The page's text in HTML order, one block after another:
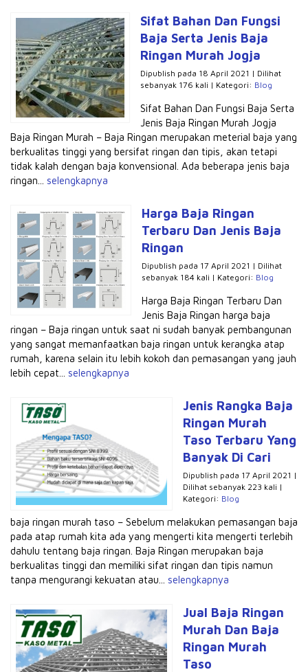
Sifat Bahan Dan Fungsi
Baja Serta Jenis Baja
Ringan Murah Jogja
Dipublish pada 18 April 2021 | Dilihat
sebanyak 176 kali | Kategori: Blog
Sifat Bahan Dan Fungsi Baja Serta
Jenis Baja Ringan Murah Jogja
Baja Ringan Murah – Baja Ringan merupakan meterial baja yang
berkualitas tinggi yang bersifat ringan dan tipis, akan tetapi
tidak kalah dengan baja konvensional. Ada beberapa jenis baja
ringan... selengkapnya
Harga Baja Ringan
Terbaru Dan Jenis Baja
Ringan
Dipublish pada 17 April 2021 | Dilihat
sebanyak 184 kali | Kategori: Blog
Harga Baja Ringan Terbaru Dan
Jenis Baja Ringan harga baja
ringan – Baja ringan untuk saat ni sudah banyak pembangunan
yang sangat memanfaatkan baja ringan untuk kerangka atap
rumah, karena selain itu lebih kokoh dan pemasangan yang jauh
lebih cepat... selengkapnya
Jenis Rangka Baja
Ringan Murah
Taso Terbaru Yang
Banyak Di Cari
Dipublish pada 17 April 2021 |
Dilihat sebanyak 223 kali |
Kategori: Blog
baja ringan murah taso – Sebelum melakukan pemasangan baja
pada atap rumah kita ada yang mengerti kita mengerti terlebih
dahulu tentang baja ringan. Baja Ringan merupakan baja
berkualitas tinggi dan memiliki sifat ringan dan tipis namun
tanpa mengurangi kekuatan atau... selengkapnya
Jual Baja Ringan
Murah Dan Baja
Ringan Murah
Taso